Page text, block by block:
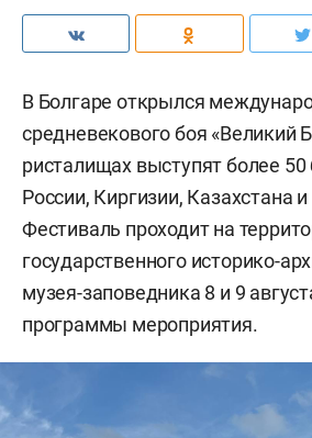
В Болгаре открылся
средневекового боя «Великий
ристалищах выступят более 50
России, Киргизии, Казахстана
Фестиваль проходит на
государственного историко-
музея-заповедника 8 и 9
программы мероприятия.